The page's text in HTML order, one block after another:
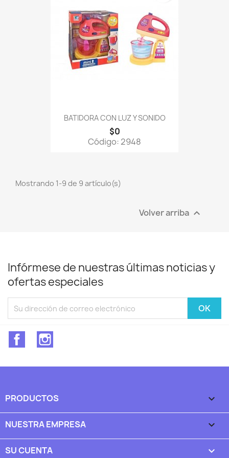
BATIDORA CON LUZ Y SONIDO
$0
Código: 2948
Mostrando 1-9 de 9 artículo(s)
Volver arriba 
Infórmese de nuestras últimas noticias y
ofertas especiales
Facebook
PRODUCTOS 
NUESTRA EMPRESA 
SU CUENTA 